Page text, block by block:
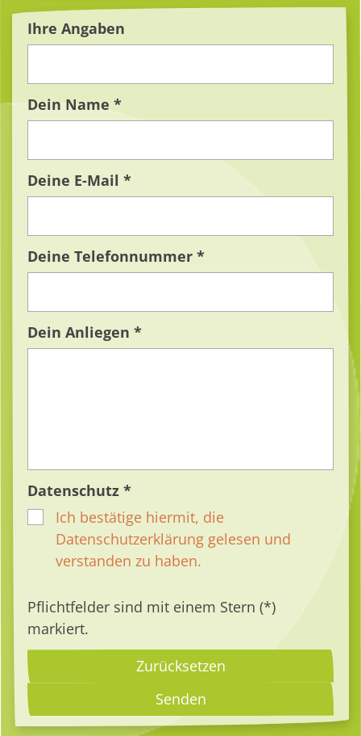
Ihre Angaben
Dein Name *
Deine E-Mail *
Deine Telefonnummer *
Dein Anliegen *
Datenschutz *
Ich bestätige hiermit, die
Datenschutzerklärung gelesen und
verstanden zu haben.
Pflichtfelder sind mit einem Stern (*)
markiert.
Zurücksetzen